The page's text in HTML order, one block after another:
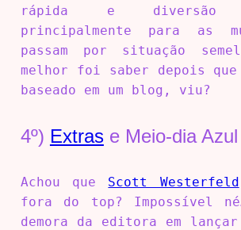
rápida e diversão
principalmente para as
passam por situação
melhor foi saber depois
baseado em um blog, viu?
4º) Extrase Meio-dia Azul
Achou que Scott Westerfeld
fora do top? Impossível
demora da editora em lançar